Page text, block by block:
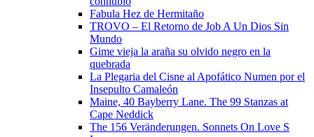
Fabula Hez de Hermitaño
TROVO – El Retorno de Job A Un Dios Sin
Mundo
Gime vieja la araña su olvido negro en la
quebrada
La Plegaria del Cisne al Apofático Numen por el
Insepulto Camaleón
Maine, 40 Bayberry Lane. The 99 Stanzas at
Cape Neddick
The 156 Veränderungen. Sonnets On Love S